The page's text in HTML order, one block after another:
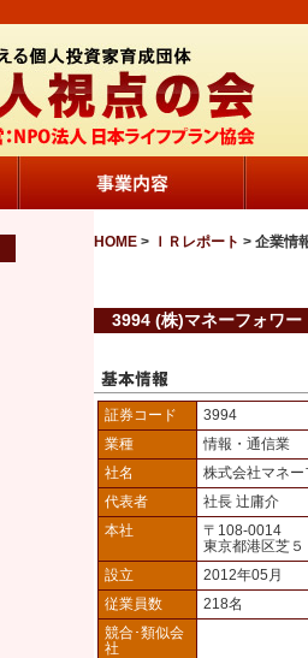
HOME > ＩＲレポート > 企業情
3994 (株)マネーフォワー
証券コード
3994
業種
情報・通信業
社名
株式会社マネ
代表者
社長 辻庸介
本社
〒108-0014
東京都港区芝
設立
2012年05月
従業員数
218名
競合･類似会
社